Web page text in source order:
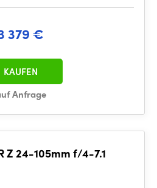
379 €
Anfrage
KAUFEN
Z 24-105mm f/4-7.1